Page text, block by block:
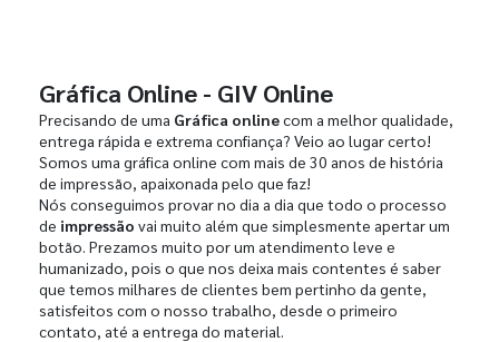
Gráfica Online - GIV Online
Precisando de uma Gráfica onlinecom a melhor qualidade,
entrega rápida e extrema confiança? Veio ao lugar certo!
Somos uma gráfica online com mais de 30 anos de história
de impressão, apaixonada pelo que faz!
Nós conseguimos provar no dia a dia que todo o processo
de impressão vai muito além que simplesmente apertar um
botão. Prezamos muito por um atendimento leve e
humanizado, pois o que nos deixa mais contentes é saber
que temos milhares de clientes bem pertinho da gente,
satisfeitos com o nosso trabalho, desde o primeiro
contato, até a entrega do material.